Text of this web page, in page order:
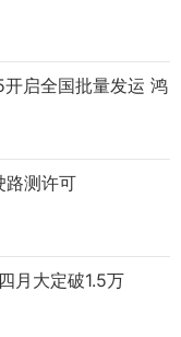
启全国批量发运 鸿
路测许可
月大定破1.5万